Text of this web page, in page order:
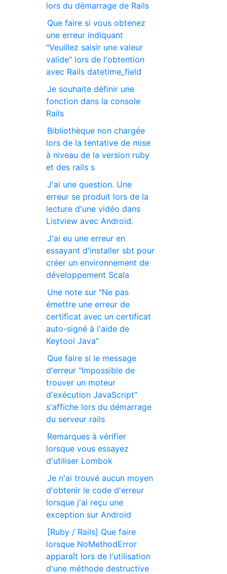
lors du démarrage de Rails
Que faire si vous obtenez
une erreur indiquant
"Veuillez saisir une valeur
valide" lors de l'obtention
avec Rails datetime_field
Je souhaite définir une
fonction dans la console
Rails
Bibliothèque non chargée
lors de la tentative de mise
à niveau de la version ruby
et des rails s
J'ai une question. Une
erreur se produit lors de la
lecture d'une vidéo dans
Listview avec Android.
J'ai eu une erreur en
essayant d'installer sbt pour
créer un environnement de
développement Scala
Une note sur "Ne pas
émettre une erreur de
certificat avec un certificat
auto-signé à l'aide de
Keytool Java"
Que faire si le message
d'erreur "Impossible de
trouver un moteur
d'exécution JavaScript"
s'affiche lors du démarrage
du serveur rails
Remarques à vérifier
lorsque vous essayez
d'utiliser Lombok
Je n'ai trouvé aucun moyen
d'obtenir le code d'erreur
lorsque j'ai reçu une
exception sur Android
[Ruby / Rails] Que faire
lorsque NoMethodError
apparaît lors de l'utilisation
d'une méthode destructive